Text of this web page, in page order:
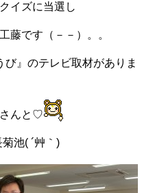
イズに当選し
藤です（－－）。。
び』のテレビ取材がありま
さんと♡
池( ´艸｀)